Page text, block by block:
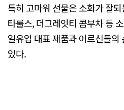
특히 고마워 선물은 소화가 잘
타룰스, 더그레잇티 콤부차 등
일유업 대표 제품과 어르신들
있다.